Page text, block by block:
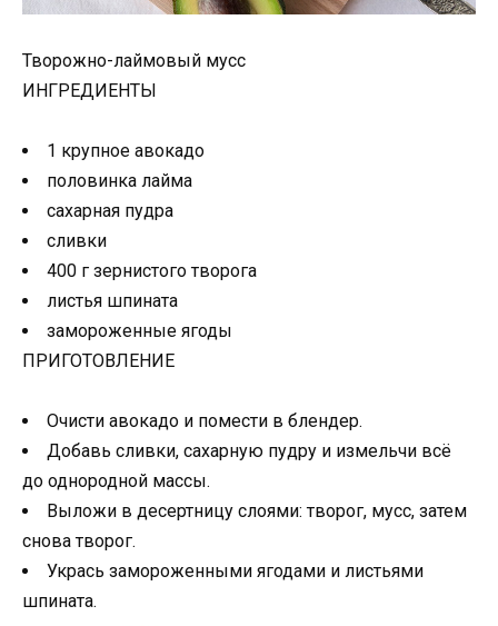
Творожно-лаймовый мусс
ИНГРЕДИЕНТЫ
1 крупное авокадо
половинка лайма
сахарная пудра
сливки
400 г зернистого творога
листья шпината
замороженные ягоды
ПРИГОТОВЛЕНИЕ
Очисти авокадо и помести в блендер.
Добавь сливки, сахарную пудру и измельчи всё
до однородной массы.
Выложи в десертницу слоями: творог, мусс, затем
снова творог.
Укрась замороженными ягодами и листьями
шпината.